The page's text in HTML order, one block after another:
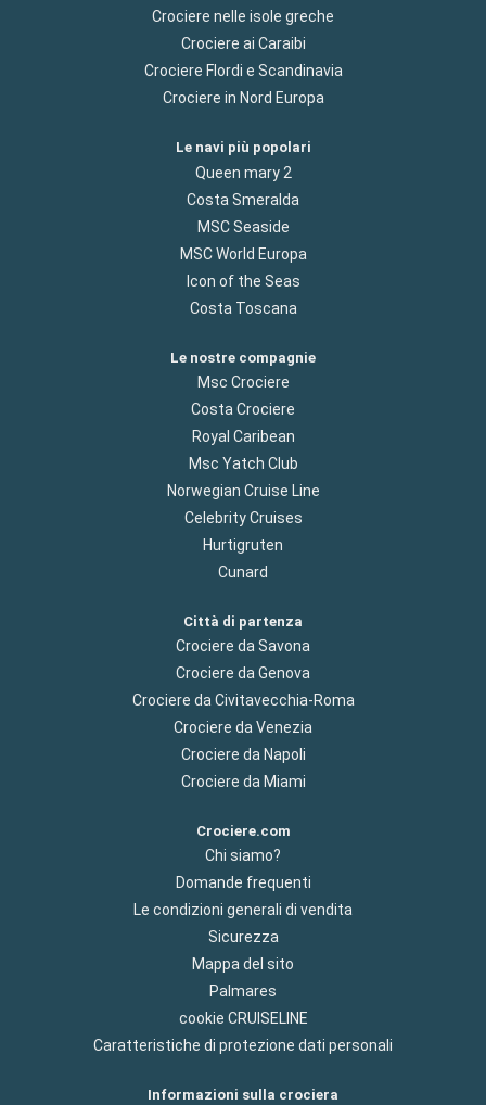
Crociere nelle isole greche
Crociere ai Caraibi
Crociere Flordi e Scandinavia
Crociere in Nord Europa
Le navi più popolari
Queen mary 2
Costa Smeralda
MSC Seaside
MSC World Europa
Icon of the Seas
Costa Toscana
Le nostre compagnie
Msc Crociere
Costa Crociere
Royal Caribean
Msc Yatch Club
Norwegian Cruise Line
Celebrity Cruises
Hurtigruten
Cunard
Città di partenza
Crociere da Savona
Crociere da Genova
Crociere da Civitavecchia-Roma
Crociere da Venezia
Crociere da Napoli
Crociere da Miami
Crociere.com
Chi siamo?
Domande frequenti
Le condizioni generali di vendita
Sicurezza
Mappa del sito
Palmares
cookie CRUISELINE
Caratteristiche di protezione dati personali
Informazioni sulla crociera